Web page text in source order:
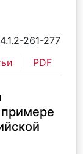
261-277
PDF